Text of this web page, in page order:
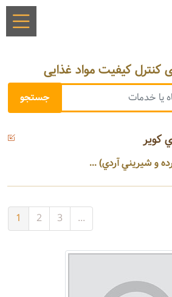
کنترل کیفیت مواد غذایی
كوير
و شيريني آردي) ...
1 2 3 ...